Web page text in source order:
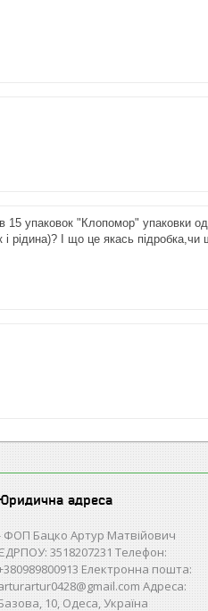
упаковок "Клопомор" упаковки
і рідина)? І що це якась
адреса
ФОП Бацко Артур Матвійович
3518207231 Телефон:
Електронна пошта:
Адреса:
10, Одеса, Україна